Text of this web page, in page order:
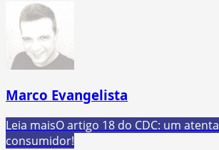
Marco Evangelista
Leia maisO artigo 18 do CDC: um
consumidor!